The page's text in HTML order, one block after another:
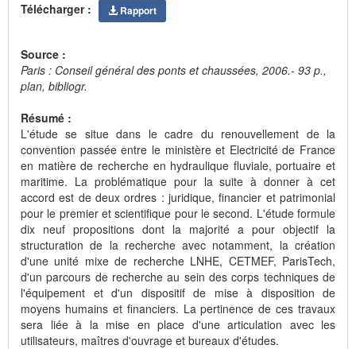
Télécharger : Rapport
Source :
Paris : Conseil général des ponts et chaussées, 2006.- 93 p.,
plan, bibliogr.
Résumé :
L'étude se situe dans le cadre du renouvellement de la
convention passée entre le ministère et Electricité de France
en matière de recherche en hydraulique fluviale, portuaire et
maritime. La problématique pour la suite à donner à cet
accord est de deux ordres : juridique, financier et patrimonial
pour le premier et scientifique pour le second. L'étude formule
dix neuf propositions dont la majorité a pour objectif la
structuration de la recherche avec notamment, la création
d'une unité mixe de recherche LNHE, CETMEF, ParisTech,
d'un parcours de recherche au sein des corps techniques de
l'équipement et d'un dispositif de mise à disposition de
moyens humains et financiers. La pertinence de ces travaux
sera liée à la mise en place d'une articulation avec les
utilisateurs, maîtres d'ouvrage et bureaux d'études.